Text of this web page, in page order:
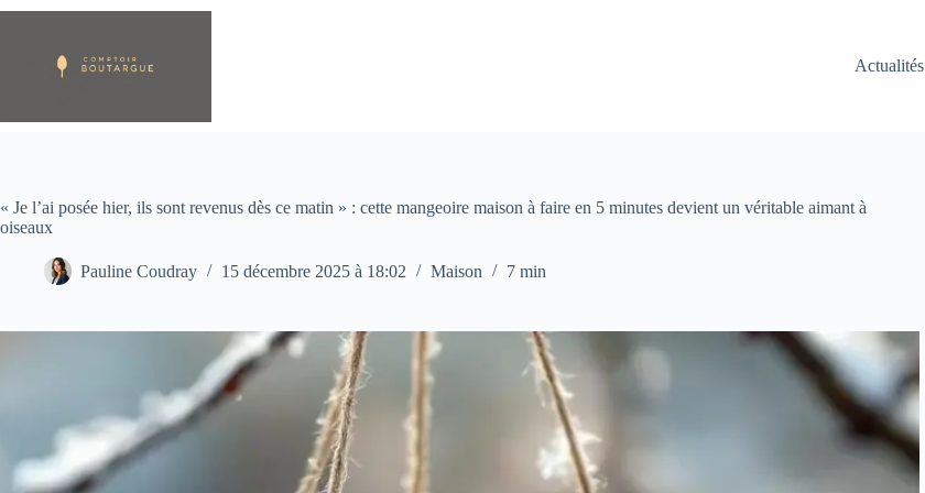
Passer
Actualités
« Je l’ai posée hier, ils sont revenus dès ce matin » : cette mangeoire maison à faire en 5 minutes devient un véritable aimant à
oiseaux
Pauline Coudray 15 décembre 2025 à 18:02 Maison 7 min